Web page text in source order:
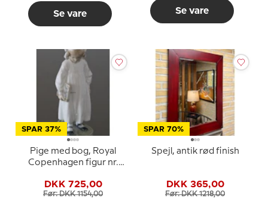
Se vare Se vare
SPAR 37%
Pige med bog, Royal
Copenhagen figur nr.
DKK 725,00
Før: DKK 1154,00
SPAR 70%
Spejl, antik rød finish
DKK 365,00
Før: DKK 1218,00